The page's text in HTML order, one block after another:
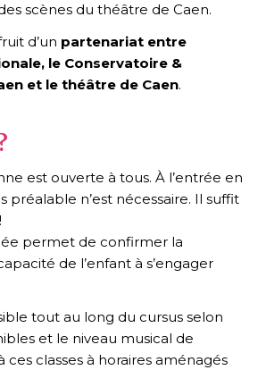
scènes du théâtre de Caen.
d’un partenariat entre
le Conservatoire &
et le théâtre de Caen.
est ouverte à tous. À l’entrée en
préalable n’est nécessaire. Il suffit
permet de confirmer la
de l’enfant à s’engager
tout au long du cursus selon
et le niveau musical de
ces classes à horaires aménagés